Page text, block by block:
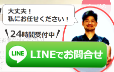
ページの
先頭へ